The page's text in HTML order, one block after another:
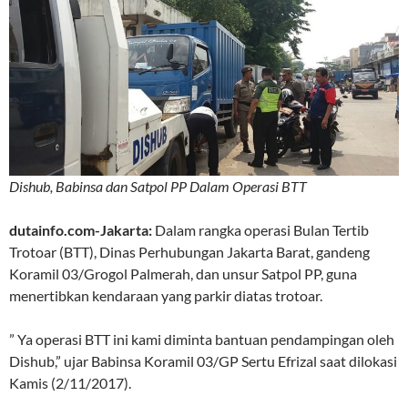
Dishub, Babinsa dan Satpol PP Dalam Operasi BTT
dutainfo.com-Jakarta: Dalam rangka operasi Bulan Tertib
Trotoar (BTT), Dinas Perhubungan Jakarta Barat, gandeng
Koramil 03/Grogol Palmerah, dan unsur Satpol PP, guna
menertibkan kendaraan yang parkir diatas trotoar.
” Ya operasi BTT ini kami diminta bantuan pendampingan oleh
Dishub,” ujar Babinsa Koramil 03/GP Sertu Efrizal saat dilokasi
Kamis (2/11/2017).